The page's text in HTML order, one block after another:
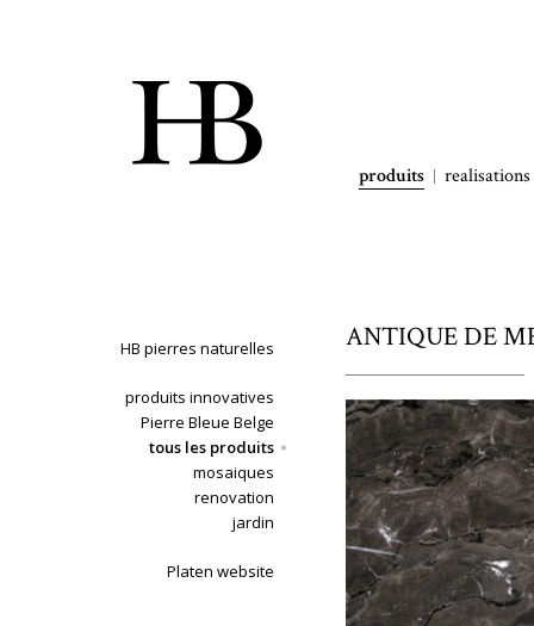
produits realisations
HB pierres naturelles
produits innovatives
Pierre Bleue Belge
tous les produits
mosaiques
renovation
jardin
Platen website
ANTIQUE DE